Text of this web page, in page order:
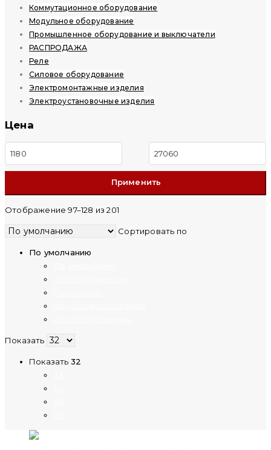
Коммутационное оборудование
Модульное оборудование
Промышленное оборудование и выключатели
РАСПРОДАЖА
Реле
Силовое оборудование
Электромонтажные изделия
Электроустановочные изделия
Цена
Минимальная
Максимальная
Отображение 97–128 из 201
Сортировать по
По умолчанию
Показать
Показать 32